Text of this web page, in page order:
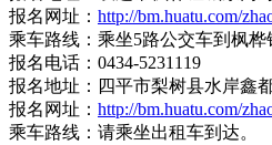
报名网址： http://bm.huatu.com/
乘车路线：乘坐5路公交车到枫桦
报名电话：0434-5231119
报名地址：四平市梨树县水岸鑫
报名网址： http://bm.huatu.com/
乘车路线：请乘坐出租车到达。